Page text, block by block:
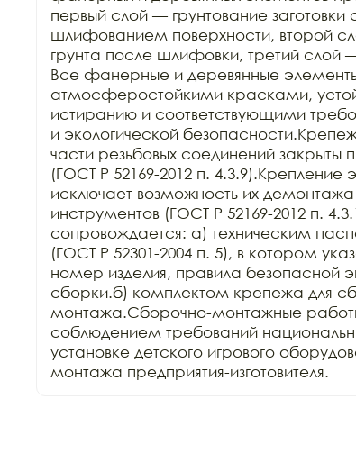
первый слой — грунтование
шлифованием поверхности, второй
грунта после шлифовки, третий
Все фанерные и деревянные
атмосферостойкими красками,
истиранию и соответствующими
и экологической
части резьбовых соединений закрыты
(ГОСТ Р 52169-2012 п. 4.3.9).Крепление
исключает возможность их
инструментов (ГОСТ Р 52169-2012 п.
сопровождается: а) техническим
(ГОСТ Р 52301-2004 п. 5), в котором
номер изделия, правила безопасной
сборки.б) комплектом крепежа для
монтажа.Сборочно-монтажные
соблюдением требований
установке детского игрового
монтажа предприятия-изготовителя.